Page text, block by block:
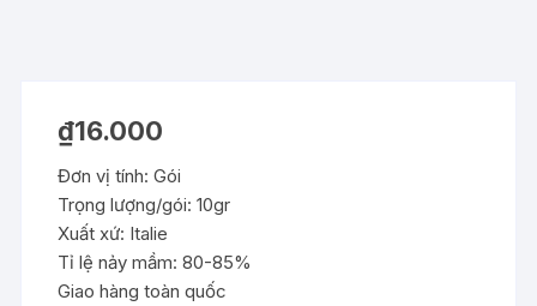
₫16.000
Đơn vị tính: Gói
Trọng lượng/gói: 10gr
Xuất xứ: Italie
Tỉ lệ nảy mầm: 80-85%
Giao hàng toàn quốc